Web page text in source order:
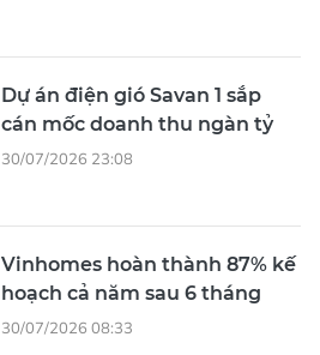
Dự án điện gió Savan 1 sắp
cán mốc doanh thu ngàn tỷ
30/07/2026 23:08
Vinhomes hoàn thành 87% kế
hoạch cả năm sau 6 tháng
30/07/2026 08:33